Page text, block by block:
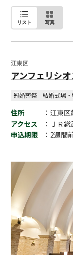
リスト 写真
江東区
アンフェリシ
冠婚葬祭 結婚式場
住所
：江東
アクセス
：ＪＲ
申込期限
：2週間